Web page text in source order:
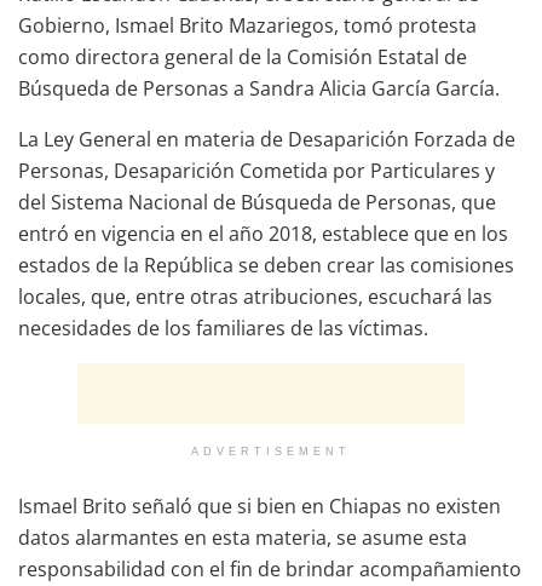
Gobierno, Ismael Brito Mazariegos, tomó protesta
como directora general de la Comisión Estatal de
Búsqueda de Personas a Sandra Alicia García García.
La Ley General en materia de Desaparición Forzada de
Personas, Desaparición Cometida por Particulares y
del Sistema Nacional de Búsqueda de Personas, que
entró en vigencia en el año 2018, establece que en los
estados de la República se deben crear las comisiones
locales, que, entre otras atribuciones, escuchará las
necesidades de los familiares de las víctimas.
ADVERTISEMENT
Ismael Brito señaló que si bien en Chiapas no existen
datos alarmantes en esta materia, se asume esta
responsabilidad con el fin de brindar acompañamiento